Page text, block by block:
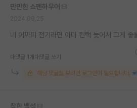
만만한 쇼펜하우어
네 어짜피 전기라면 이미 컨택 늦어서 그게 좋
대댓글 1개 대댓글 쓰기
해당 댓글을 보려면 로그인이 필요합니다.
착한 백석